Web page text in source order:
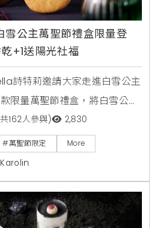
公主萬聖節禮盒限量登
+1送陽光社福
詩特莉邀請大家走進白雪公主
限量萬聖節禮盒，將白雪公主
驚喜，讓這個節日更具童趣與
節禮盒不僅外觀迷人，內含的
，即日起至10月31日限時限量
，詩特莉還推出了「分享餅乾
白雪公主萬聖節禮盒並多加1
手工餅乾給陽光社會福利基
162人參與) 2,830
#萬聖節限定 More